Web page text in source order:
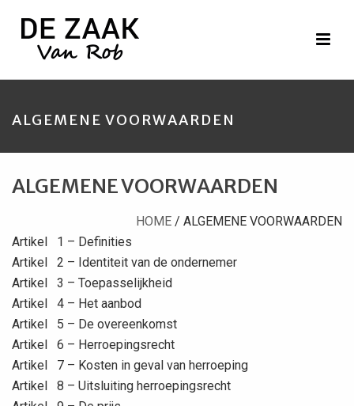
ALGEMENE VOORWAARDEN
ALGEMENE VOORWAARDEN
HOME / ALGEMENE VOORWAARDEN
Artikel 1 – Definities
Artikel 2 – Identiteit van de ondernemer
Artikel 3 – Toepasselijkheid
Artikel 4 – Het aanbod
Artikel 5 – De overeenkomst
Artikel 6 – Herroepingsrecht
Artikel 7 – Kosten in geval van herroeping
Artikel 8 – Uitsluiting herroepingsrecht